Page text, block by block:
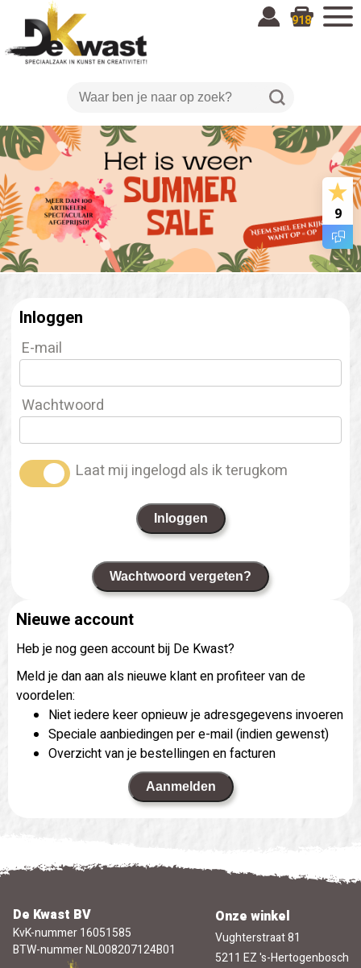
918
9
Inloggen
E-mail
Wachtwoord
Laat mij ingelogd als ik terugkom
Inloggen
Wachtwoord vergeten?
Nieuwe account
Heb je nog geen account bij De Kwast?
Meld je dan aan als nieuwe klant en profiteer van de
voordelen:
Niet iedere keer opnieuw je adresgegevens invoeren
Speciale aanbiedingen per e-mail (indien gewenst)
Overzicht van je bestellingen en facturen
Aanmelden
De Kwast BV
KvK-nummer 16051585
BTW-nummer NL008207124B01
Onze winkel
Vughterstraat 81
5211 EZ 's-Hertogenbosch